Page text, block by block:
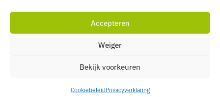
Accepteren
Weiger
Bekijk voorkeuren
CookiebeleidPrivacyverklaring
Leveringsservice in België